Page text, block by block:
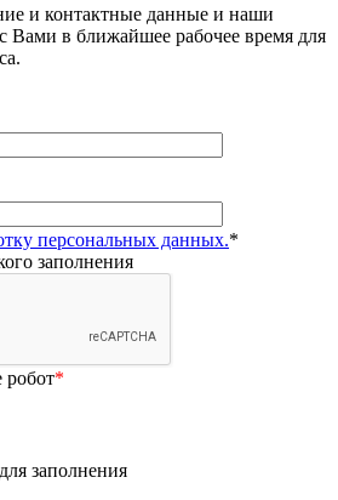
и контактные данные и наши
Вами в ближайшее рабочее время для
персональных данных.*
заполнения
робот*
заполнения